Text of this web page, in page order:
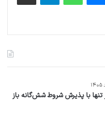
تنها با پذیرش شروط شش‌گانه باز